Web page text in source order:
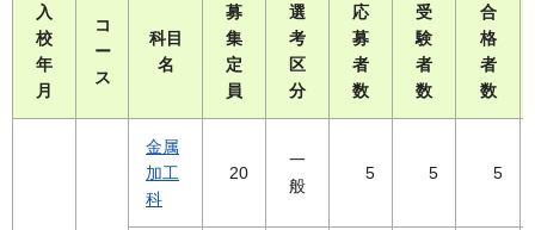
入
校
年
月
コ
ー
ス
科目
名
募
集
定
員
選
考
区
分
応
募
者
数
受
験
者
数
合
格
者
数
金属
加工
科
20
一
般
5 5 5